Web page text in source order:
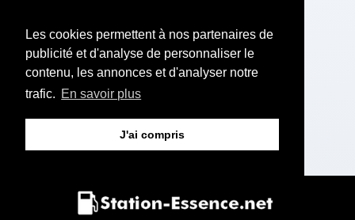
Les cookies permettent à nos partenaires de
publicité et d'analyse de personnaliser le
contenu, les annonces et d'analyser notre
trafic. En savoir plus
J'ai compris